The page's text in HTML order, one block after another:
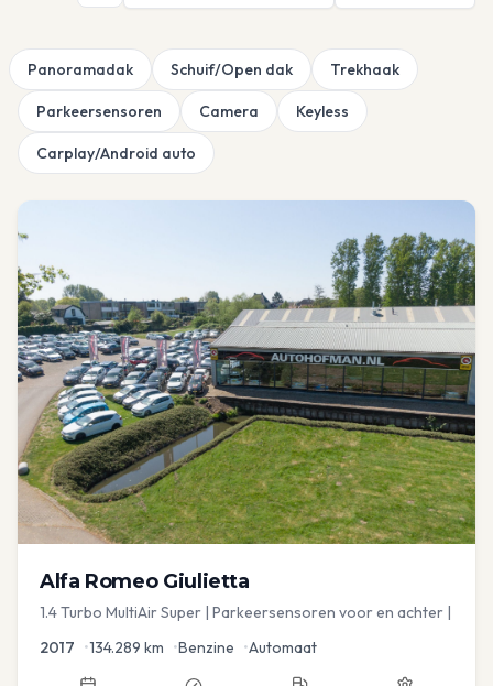
Panoramadak Schuif/Open dak Trekhaak
Parkeersensoren Camera Keyless
Carplay/Android auto
Alfa Romeo Giulietta
1.4 Turbo MultiAir Super | Parkeersensoren voor en achter |
2017 •134.289 km •Benzine •Automaat